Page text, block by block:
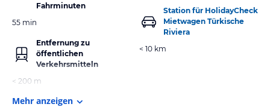
Fahrminuten
55 min
Entfernung zu
öffentlichen
Verkehrsmitteln
< 200 m
Station für HolidayCheck
Mietwagen Türkische
Riviera
< 10 km
Mehr anzeigen